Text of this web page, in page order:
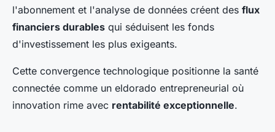
l'abonnement et l'analyse de données créent des flux
financiers durables qui séduisent les fonds
d'investissement les plus exigeants.
Cette convergence technologique positionne la santé
connectée comme un eldorado entrepreneurial où
innovation rime avec rentabilité exceptionnelle.